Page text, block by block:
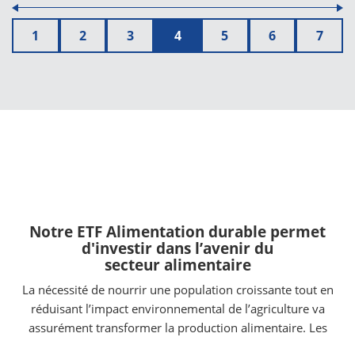
1 2 3 4 5 6 7
Notre ETF Alimentation durable permet
d'investir dans l’avenir du
secteur alimentaire
La nécessité de nourrir une population croissante tout en
réduisant l’impact environnemental de l’agriculture va
assurément transformer la production alimentaire. Les